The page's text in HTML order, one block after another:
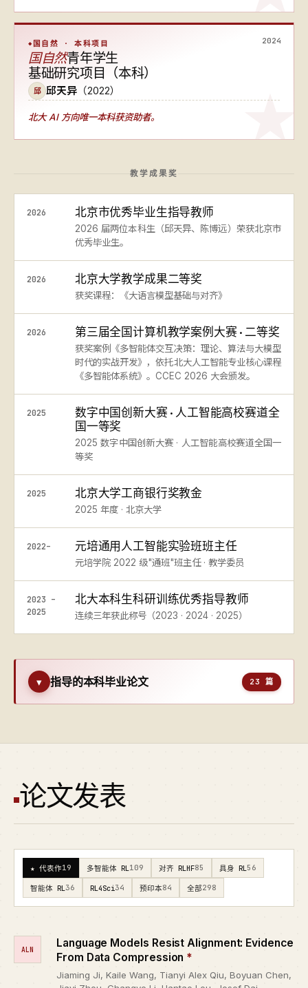
2024
国自然 · 本科项目
国自然青年学生
基础研究项目（本科）
邱 邱天异 （2022）
北大 AI 方向唯一本科获资助者。
教学成果奖
2026 北京市优秀毕业生指导教师
2026 届两位本科生（邱天异、陈博远）荣获北京市
优秀毕业生。
2026 北京大学教学成果二等奖
获奖课程：《大语言模型基础与对齐》
2026 第三届全国计算机教学案例大赛 · 二等奖
获奖案例《多智能体交互决策：理论、算法与大模型
时代的实战开发》，依托北大人工智能专业核心课程
《多智能体系统》。CCEC 2026 大会颁发。
2025
数字中国创新大赛 · 人工智能高校赛道全
国一等奖
2025 数字中国创新大赛 · 人工智能高校赛道全国一
等奖
2025 北京大学工商银行奖教金
2025 年度 · 北京大学
2022– 元培通用人工智能实验班班主任
元培学院 2022 级"通班"班主任 · 教学委员
2023 –
2025
北大本科生科研训练优秀指导教师
连续三年获此称号（2023 · 2024 · 2025）
▾ 指导的本科毕业论文 23 篇
论文发表
★ 代表作19 多智能体 RL 109 对齐 RLHF85 具身 RL 56
智能体 RL 36 RL4Sci34 预印本84 全部298
ALN
Language Models Resist Alignment: Evidence
From Data Compression *
Jiaming Ji, Kaile Wang, Tianyi Alex Qiu, Boyuan Chen,